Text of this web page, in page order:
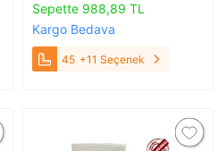
Sepette 988,89 TL
Kargo Bedava
45 +11 Seçenek